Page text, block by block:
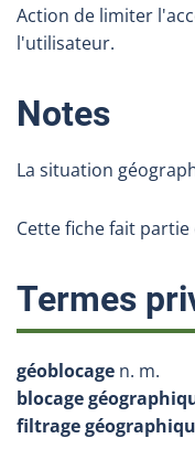
Action de limiter
l'utilisateur.
Notes:
La situation
Cette fiche fait partie
Termes
géoblocage n. m.
blocage
filtrage